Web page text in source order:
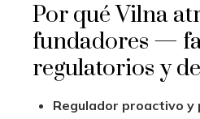
Por qué Vilna
fundadores —
regulatorios y
Regulador proactivo y